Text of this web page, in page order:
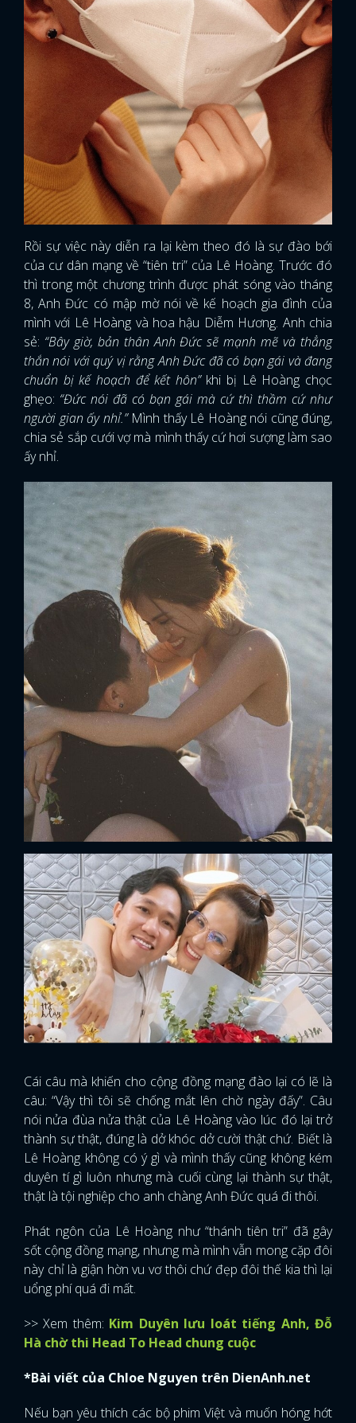
Rồi sự việc này diễn ra lại kèm theo đó là sự đào bới
của cư dân mạng về “tiên tri” của Lê Hoàng. Trước đó
thì trong một chương trình được phát sóng vào tháng
8, Anh Đức có mập mờ nói về kế hoạch gia đình của
mình với Lê Hoàng và hoa hậu Diễm Hương. Anh chia
sẻ: “Bây giờ, bản thân Anh Đức sẽ mạnh mẽ và thẳng
thắn nói với quý vị rằng Anh Đức đã có bạn gái và đang
chuẩn bị kế hoạch để kết hôn”khi bị Lê Hoàng chọc
ghẹo: “Đức nói đã có bạn gái mà cứ thì thầm cứ như
người gian ấy nhỉ.”Mình thấy Lê Hoàng nói cũng đúng,
chia sẻ sắp cưới vợ mà mình thấy cứ hơi sượng làm sao
ấy nhỉ.
Cái câu mà khiến cho cộng đồng mạng đào lại có lẽ là
câu: “Vậy thì tôi sẽ chống mắt lên chờ ngày đấy”. Câu
nói nửa đùa nửa thật của Lê Hoàng vào lúc đó lại trở
thành sự thật, đúng là dở khóc dở cười thật chứ. Biết là
Lê Hoàng không có ý gì và mình thấy cũng không kém
duyên tí gì luôn nhưng mà cuối cùng lại thành sự thật,
thật là tội nghiệp cho anh chàng Anh Đức quá đi thôi.
Phát ngôn của Lê Hoàng như “thánh tiên tri” đã gây
sốt cộng đồng mạng, nhưng mà mình vẫn mong cặp đôi
này chỉ là giận hờn vu vơ thôi chứ đẹp đôi thế kia thì lại
uổng phí quá đi mất.
>> Xem thêm: Kim Duyên lưu loát tiếng Anh, Đỗ
Hà chờ thi Head To Head chung cuộc
*Bài viết của Chloe Nguyen trên DienAnh.net
Nếu bạn yêu thích các bộ phim Việt và muốn hóng hớt